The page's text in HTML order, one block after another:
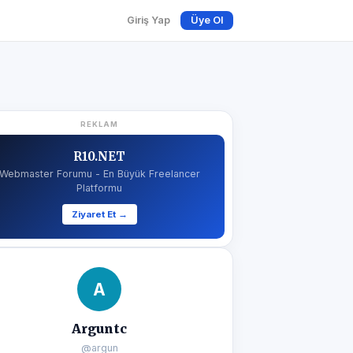
Giriş Yap Üye Ol
REKLAM
R10.NET
Forumu - En Büyük Freelancer
Platformu
Ziyaret Et →
A
Arguntc
@argun